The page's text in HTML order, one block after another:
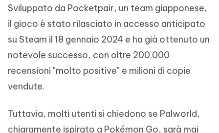
Sviluppato da Pocketpair, un team giapponese,
il gioco è stato rilasciato in accesso anticipato
su Steam il 18 gennaio 2024 e ha già ottenuto un
notevole successo, con oltre 200.000
recensioni "molto positive" e milioni di copie
vendute.
Tuttavia, molti utenti si chiedono se Palworld,
chiaramente ispirato a Pokémon Go, sarà mai